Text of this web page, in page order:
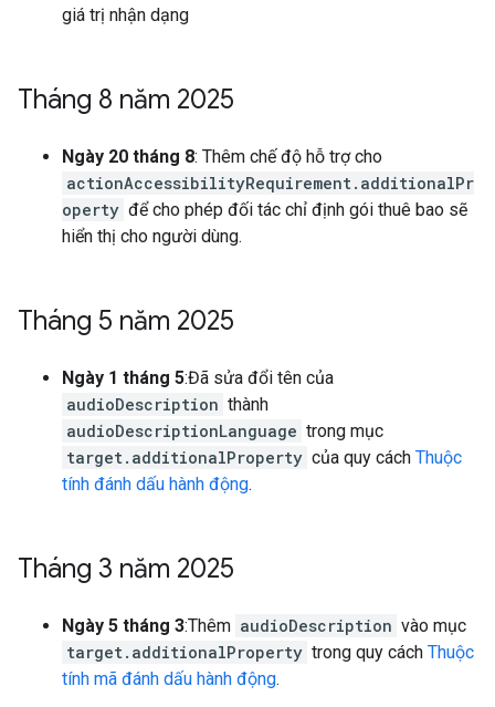
giá trị nhận dạng
Tháng 8 năm 2025
Ngày 20 tháng 8: Thêm chế độ hỗ trợ cho
actionAccessibilityRequirement.additionalPr
operty để cho phép đối tác chỉ định gói thuê bao sẽ
hiển thị cho người dùng.
Tháng 5 năm 2025
Ngày 1 tháng 5:Đã sửa đổi tên của
audioDescription thành
audioDescriptionLanguage trong mục
target.additionalProperty của quy cách Thuộc
tính đánh dấu hành động.
Tháng 3 năm 2025
Ngày 5 tháng 3:Thêm audioDescription vào mục
target.additionalProperty trong quy cách Thuộc
tính mã đánh dấu hành động.